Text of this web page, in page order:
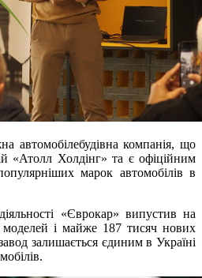
автомобілебудівна компанія, що
«Атолл Холдінг» та є офіційним
марок автомобілів в
«Єврокар» випустив на
і майже 187 тисяч нових
залишається єдиним в Україні